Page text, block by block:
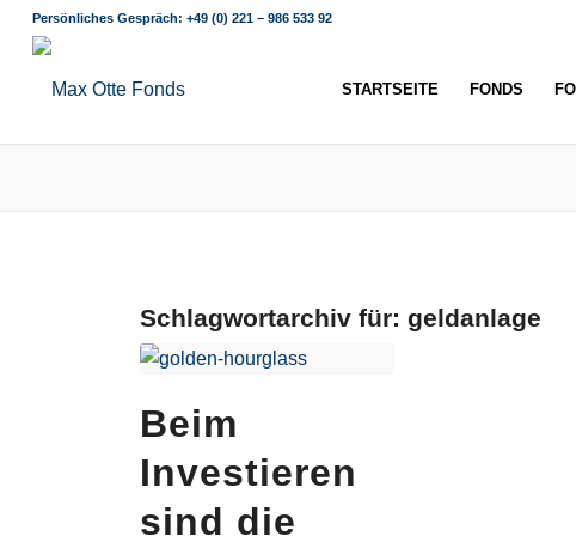
Persönliches Gespräch: +49 (0) 221 – 986 533 92
STARTSEITE FONDS
Schlagwortarchiv für:geldanlage
Beim
Investieren
sind die